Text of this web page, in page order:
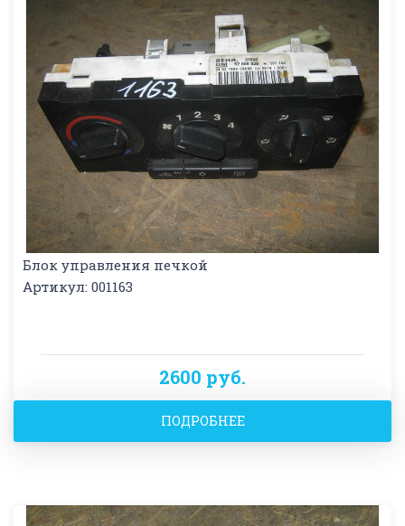
Блок управления печкой
Артикул: 001163
2600 руб.
ПОДРОБНЕЕ